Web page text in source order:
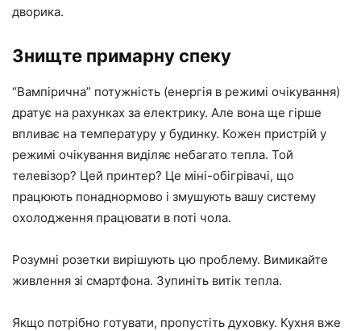
дворика.
Знищте примарну спеку
“Вампірична” потужність (енергія в режимі очікування)
дратує на рахунках за електрику. Але вона ще гірше
впливає на температуру у будинку. Кожен пристрій у
режимі очікування виділяє небагато тепла. Той
телевізор? Цей принтер? Це міні-обігрівачі, що
працюють понаднормово і змушують вашу систему
охолодження працювати в поті чола.
Розумні розетки вирішують цю проблему. Вимикайте
живлення зі смартфона. Зупиніть витік тепла.
Якщо потрібно готувати, пропустіть духовку. Кухня вже